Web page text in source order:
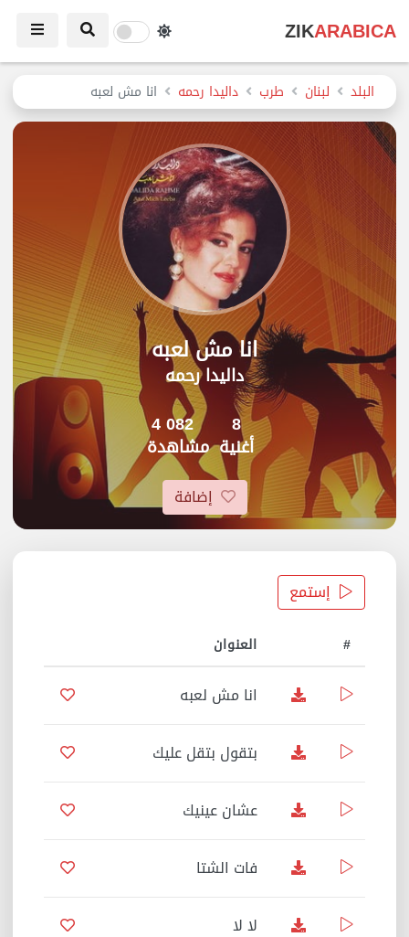
ZIKARABICA
البلد لبنان طرب داليدا رحمه انا مش لعبه
انا مش لعبه
داليدا رحمه
4 082
مشاهدة
8
أغنية
إستمع
# العنوان
انا مش لعبه
بتقول بتقل عليك
عشان عينيك
فات الشتا
لا لا